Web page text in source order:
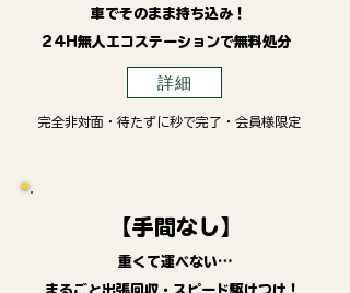
車でそのまま持ち込み！
24H無人エコステーションで無料処分
詳細
完全非対面・待たずに秒で完了・会員様限定
【手間なし】
重くて運べない…